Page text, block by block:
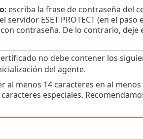
: escriba la frase de contraseña del
ESET PROTECT (en el
contraseña. De lo contrario, deje
no debe contener los
del agente.
al menos 14 caracteres en al
especiales.